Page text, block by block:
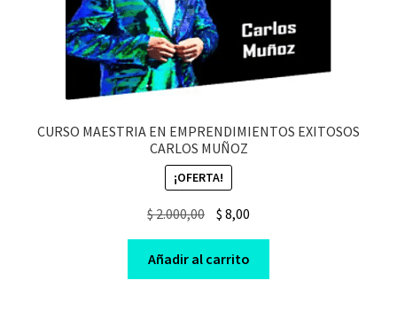
CURSO MAESTRIA EN EMPRENDIMIENTOS EXITOSOS
CARLOS MUÑOZ
¡OFERTA!
$2.000,00
Original
price
was:
$ 2.000,00.
$ 8,00Current
price
is:
$ 8,00.
Añadir al carrito